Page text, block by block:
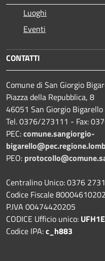
Luoghi
Eventi
CONTATTI
Comune di San Giorgio
Piazza della Repubblica, 8
46051 San Giorgio Bigarello
Tel. 0376/273111 - Fax:
PEC:comune.sangiorgio-
PEO:
Centralino Unico: 0376
Codice Fiscale 80004610202
P.IVA 00474420205
CODICE Ufficio unico:
Codice IPA:c_h883